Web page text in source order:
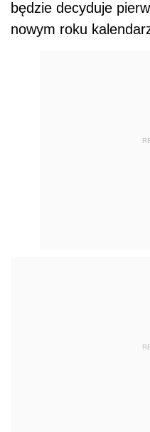
będzie decyduje
nowym roku